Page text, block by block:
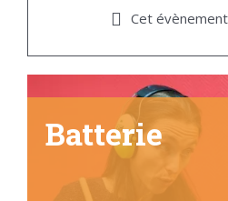
Cet
Batterie